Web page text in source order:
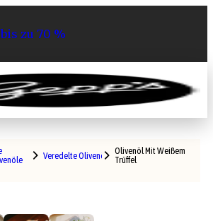
zu 70 %
0
Veredelte Olivenöle Olivenöl Mit Weißem
Trüffel